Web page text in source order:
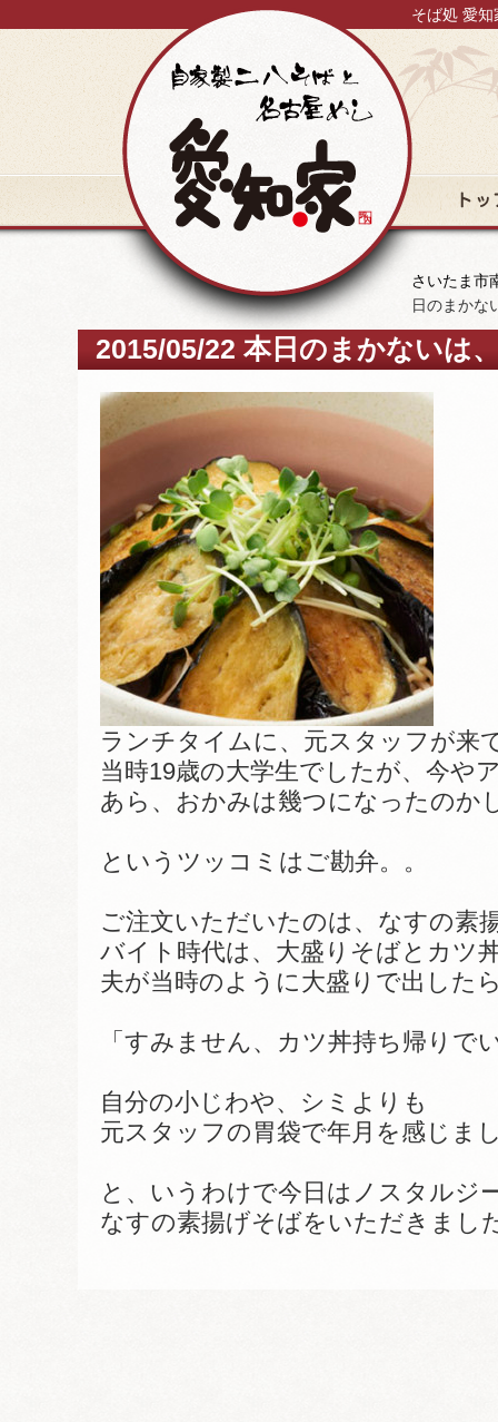
そば処 愛
さいたま市
日のまかな
2015/05/22 本日のまかないは
ランチタイムに、元スタッフが来
当時19歳の大学生でしたが、今や
あら、おかみは幾つになったのか
というツッコミはご勘弁。。
ご注文いただいたのは、なすの素
バイト時代は、大盛りそばとカツ
夫が当時のように大盛りで出した
「すみません、カツ丼持ち帰りで
自分の小じわや、シミよりも
元スタッフの胃袋で年月を感じま
と、いうわけで今日はノスタルジ
なすの素揚げそばをいただきまし